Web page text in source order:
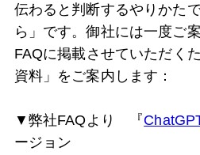
伝わると判断するやりかた
ら」です。御社には一度ご
FAQに掲載させていただく
資料」をご案内します：
▼弊社FAQより 『
ージョン